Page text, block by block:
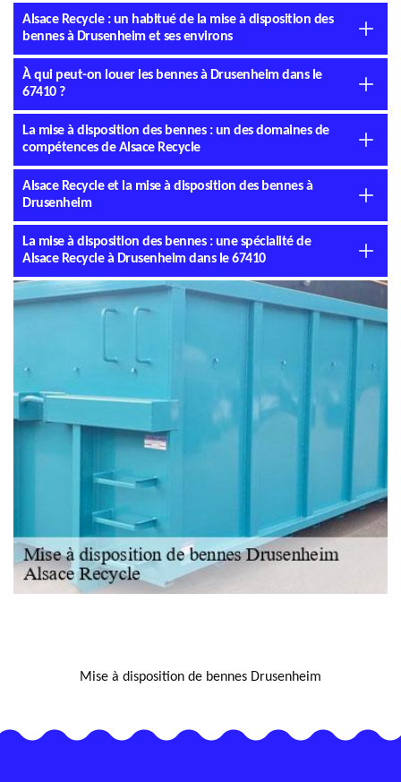
Alsace Recycle : un habitué de la mise à disposition des
bennes à Drusenheim et ses environs
À qui peut-on louer les bennes à Drusenheim dans le
67410 ?
La mise à disposition des bennes : un des domaines de
compétences de Alsace Recycle
Alsace Recycle et la mise à disposition des bennes à
Drusenheim
La mise à disposition des bennes : une spécialité de
Alsace Recycle à Drusenheim dans le 67410
Mise à disposition de bennes Drusenheim